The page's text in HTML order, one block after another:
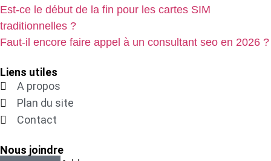
Est-ce le début de la fin pour les cartes SIM
traditionnelles ?
Faut-il encore faire appel à un consultant seo en 2026 ?
Liens utiles
A propos
Plan du site
Contact
Nous joindre